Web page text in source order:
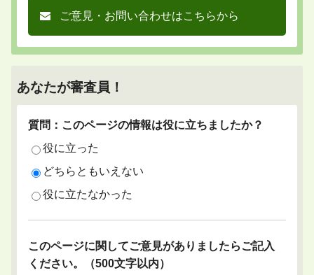
ご意見・お問い合わせはこちらから
あなたが審査員！
質問：このページの情報は役に立ちましたか？
役に立った
どちらともいえない
役に立たなかった
このページに関してご意見がありましたらご記入
ください。（500文字以内）